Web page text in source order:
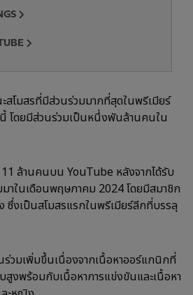
สโมสรที่มีส่วนร่วมมากที่สุดในพรีเมียร์
โดยมีส่วนร่วมเป็นหนึ่งพันล้านคนใน
ล้านคนบน YouTube หลังจากได้รับ
ในเดือนพฤษภาคม 2024 โดยมีสมาชิก
งเป็นสโมสรแรกในพรีเมียร์ลีกที่บรรลุ
ร่วมเพิ่มขึ้นเนื่องจากเนื้อหาออร์แกนิกที่
งพร้อมกับเนื้อหาการแข่งขันและเนื้อหา